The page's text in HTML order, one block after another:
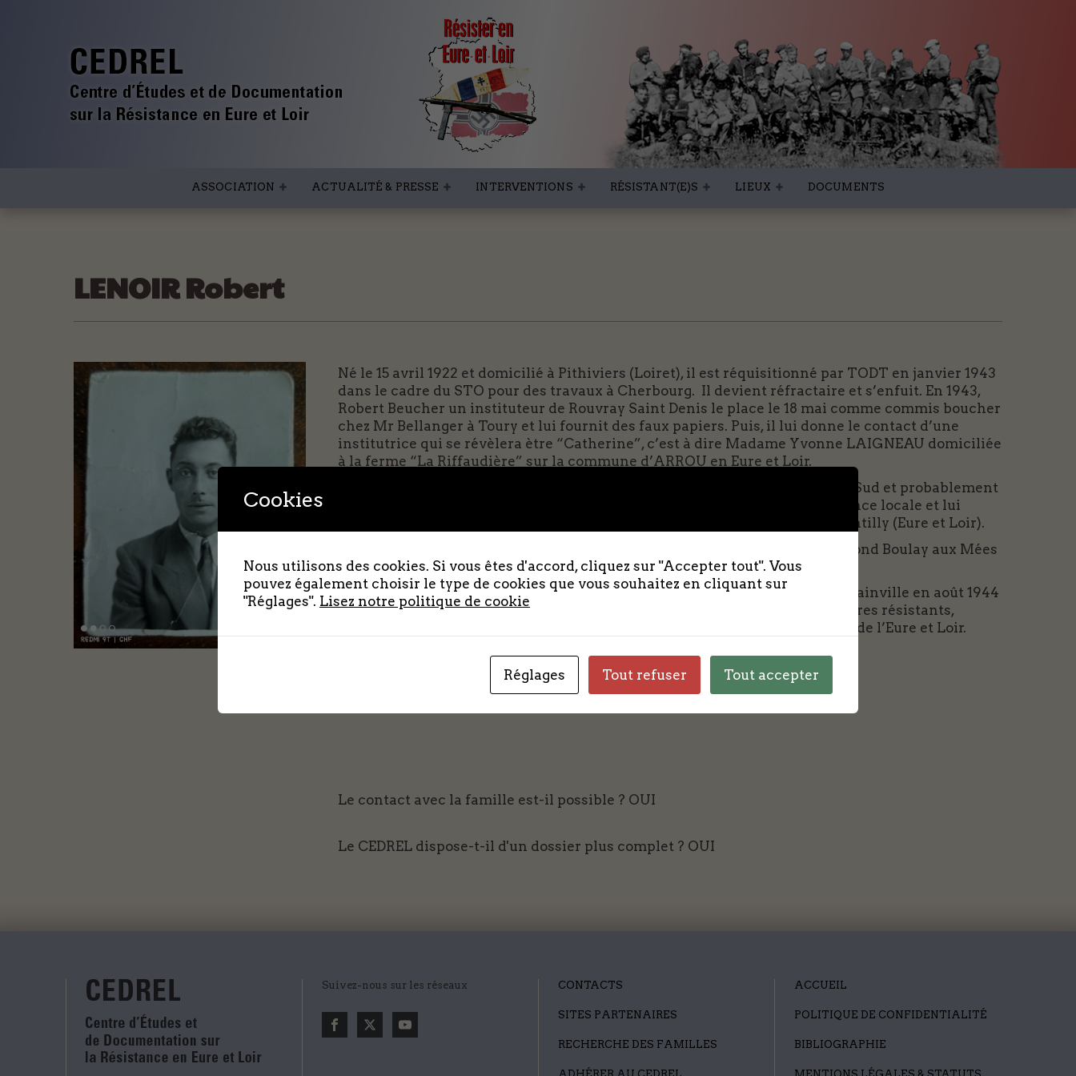
ASSOCIATION ACTUALITÉ & PRESSE INTERVENTIONS RÉSISTANT(E)S LIEUX DOCUMENTS
LENOIR Robert
Né le 15 avril 1922 et domicilié à Pithiviers (Loiret), il est réquisitionné par TODT en janvier 1943
dans le cadre du STO pour des travaux à Cherbourg. Il devient réfractaire et s’enfuit. En 1943,
Robert Beucher un instituteur de Rouvray Saint Denis le place le 18 mai comme commis boucher
chez Mr Bellanger à Toury et lui fournit des faux papiers. Puis, il lui donne le contact d’une
institutrice qui se révèlera ètre “Catherine”, c’est à dire Madame Yvonne LAIGNEAU domiciliée
à la ferme “La Riffaudière” sur la commune d’ARROU en Eure et Loir.
Cette institutrice fait partie de la direction clandestine des FTP de Beauce Sud et probablement
du Front National des Instituteurs. Elle lui propose d’entrer dans la Résistance locale et lui
fournit des faux papiers au nom de Robert LEBLANC né le 15 avril 1924 à Santilly (Eure et Loir).
Du 13 septembre 1943 au 4 aout 1944, il est employé par le cultivateur Raymond Boulay aux Mées
(commune d’Arrou).
En contact depuis plusieurs mois avec Francis Fers (Cissic) exécuté à Cormainville en août 1944
et avec Jean Saliou, fusillé au mont Valérien le 30 mars 1944 avec trente autres résistants,
Robert Lenoir participera début août aux combats pour la libération du sud de l’Eure et Loir.
Le contact avec la famille est-il possible ? OUI
Le CEDREL dispose-t-il d'un dossier plus complet ? OUI
Suivez-nous sur les réseaux CONTACTS
SITES PARTENAIRES
RECHERCHE DES FAMILLES
ACCUEIL
POLITIQUE DE CONFIDENTIALITÉ
BIBLIOGRAPHIE
Cookies
Nous utilisons des cookies. Si vous êtes d'accord, cliquez sur "Accepter tout". Vous
pouvez également choisir le type de cookies que vous souhaitez en cliquant sur
"Réglages". Lisez notre politique de cookie
Réglages Tout refuser Tout accepter